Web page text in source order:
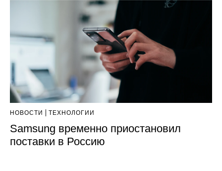
НОВОСТИ ТЕХНОЛОГИИ
Samsung временно приостановил
поставки в Россию